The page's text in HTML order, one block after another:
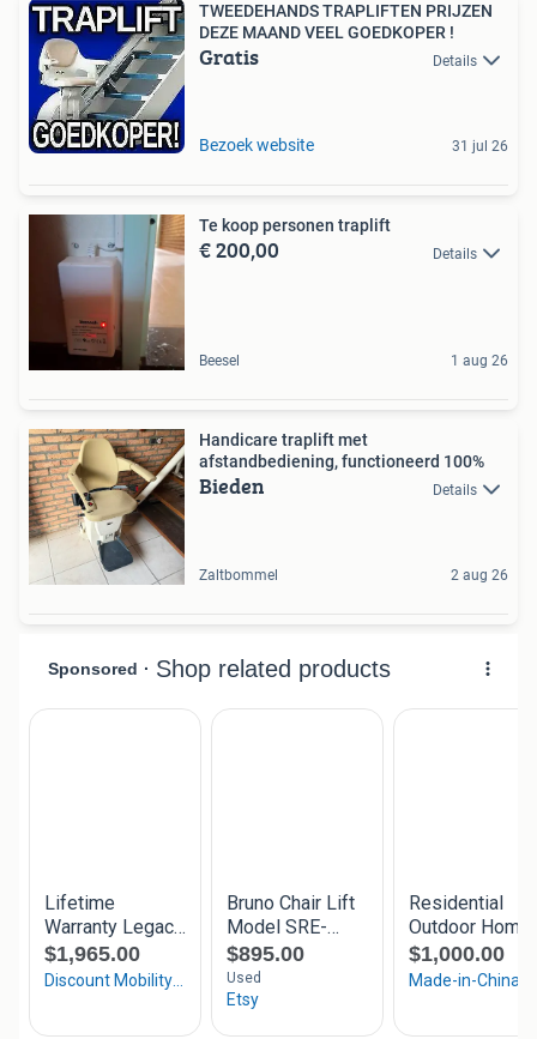
TWEEDEHANDS TRAPLIFTEN PRIJZEN
DEZE MAAND VEEL GOEDKOPER !
Gratis Details
Bezoek website 31 jul 26
Te koop personen traplift
€ 200,00 Details
Beesel 1 aug 26
Handicare traplift met
afstandbediening, functioneerd 100%
Bieden Details
Zaltbommel 2 aug 26